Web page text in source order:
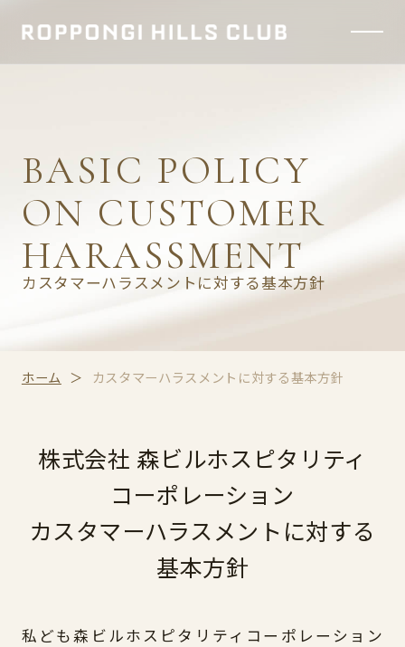
BASIC POLICY
ON CUSTOMER
HARASSMENT
カスタマーハラスメントに対する基本方針
ホーム カスタマーハラスメントに対する基本方針
株式会社 森ビルホスピタリティ
コーポレーション
カスタマーハラスメントに対する
基本方針
私ども森ビルホスピタリティコーポレーション